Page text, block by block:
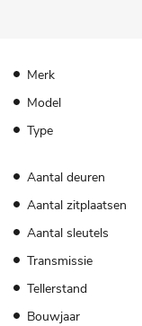
Merk
Model
Type
Aantal deuren
Aantal zitplaatsen
Aantal sleutels
Transmissie
Tellerstand
Bouwjaar